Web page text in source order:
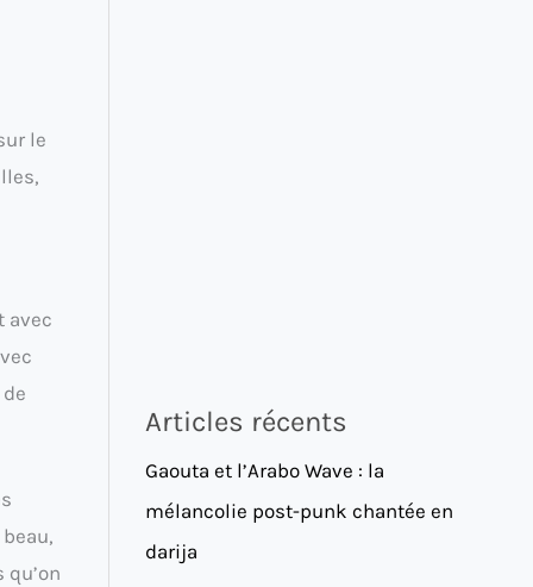
le
avec
beau,
Articles récents
Gaouta et l’Arabo Wave : la
mélancolie post-punk chantée en
darija